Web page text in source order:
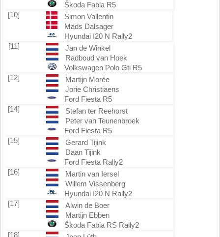
Škoda Fabia R5
[10]
Simon Vallentin
Mads Dalsager
Hyundai I20 N Rally2
[11]
Jan de Winkel
Radboud van Hoek
Volkswagen Polo Gti R5
[12]
Martijn Morée
Jorie Christiaens
Ford Fiesta R5
[14]
Stefan ter Reehorst
Peter van Teunenbroek
Ford Fiesta R5
[15]
Gerard Tijink
Daan Tijink
Ford Fiesta Rally2
[16]
Martin van Iersel
Willem Vissenberg
Hyundai I20 N Rally2
[17]
Alwin de Boer
Martijn Ebben
Škoda Fabia RS Rally2
[18]